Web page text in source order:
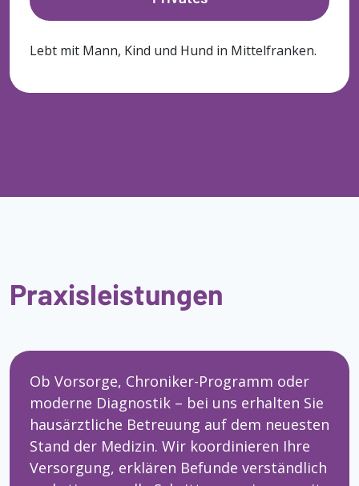
Lebt mit Mann, Kind und Hund in Mittelfranken.
Praxisleistungen
Ob Vorsorge, Chroniker-Programm oder
moderne Diagnostik – bei uns erhalten Sie
hausärztliche Betreuung auf dem neuesten
Stand der Medizin. Wir koordinieren Ihre
Versorgung, erklären Befunde verständlich